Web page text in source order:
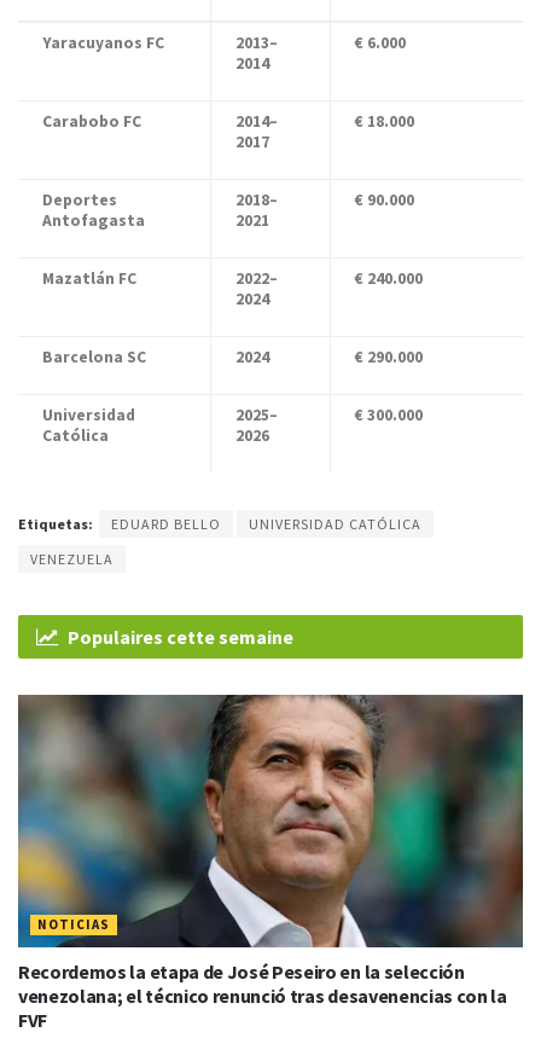
Yaracuyanos FC
2013–
2014
€ 6.000
Carabobo FC
2014–
2017
€ 18.000
Deportes
Antofagasta
2018–
2021
€ 90.000
Mazatlán FC
2022–
2024
€ 240.000
Barcelona SC 2024 € 290.000
Universidad
Católica
2025–
2026
€ 300.000
Etiquetas: EDUARD BELLO
UNIVERSIDAD CATÓLICA
VENEZUELA
Populaires cette semaine
NOTICIAS
Recordemos la etapa de José Peseiro en la selección
venezolana; el técnico renunció tras desavenencias con la
FVF